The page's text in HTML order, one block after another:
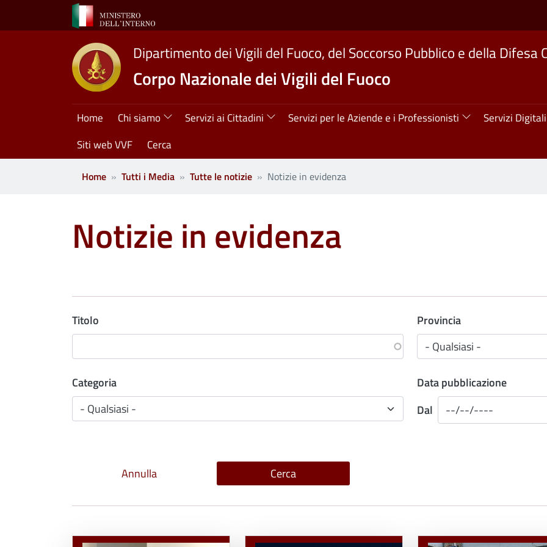
Salta al contenuto principale
Dipartimento dei Vigili del Fuoco, del Soccorso Pubblico e della Difesa
Corpo Nazionale dei Vigili del Fuoco
Navigazione principale
Home Chi siamo Servizi ai Cittadini Servizi per le Aziende e i Professionisti
Servizi Digitali
Siti web VVF
Cerca
Home Tutti i Media Tutte le notizie Notizie in evidenza
Notizie in evidenza
Titolo Provincia
Categoria
Data pubblicazione
Dal